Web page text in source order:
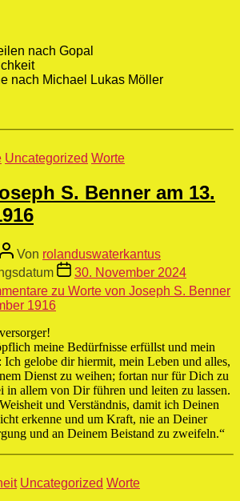
nach Gopal
nach Michael Lukas Möller
Uncategorized Worte
S. Benner am 13.
Von rolanduswaterkantus
30. November 2024
zu Worte von Joseph S. Benner
1916
meine Bedürfnisse erfüllst und mein
Ich gelobe dir hiermit, mein Leben und alles,
Dienst zu weihen; fortan nur für Dich zu
in allem von Dir führen und leiten zu lassen.
und Verständnis, damit ich Deinen
erkenne und um Kraft, nie an Deiner
und an Deinem Beistand zu zweifeln.“
Uncategorized Worte